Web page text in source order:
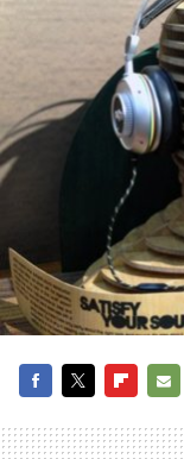
MAIL